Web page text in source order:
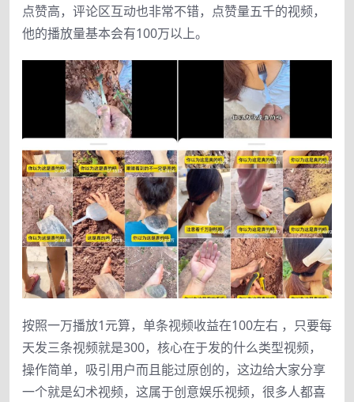
点赞高，评论区互动也非常不错，点赞量五千的视频，
他的播放量基本会有100万以上。
按照一万播放1元算，单条视频收益在100左右 ，只要每
天发三条视频就是300，核心在于发的什么类型视频，
操作简单，吸引用户而且能过原创的，这边给大家分享
一个就是幻术视频，这属于创意娱乐视频，很多人都喜